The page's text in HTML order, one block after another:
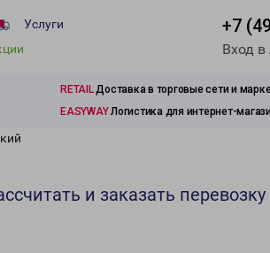
Услуги
+7
Вход
RETAILДоставка в торговые сети и
EASYWAYЛогистика для интернет-
и заказать перевозку